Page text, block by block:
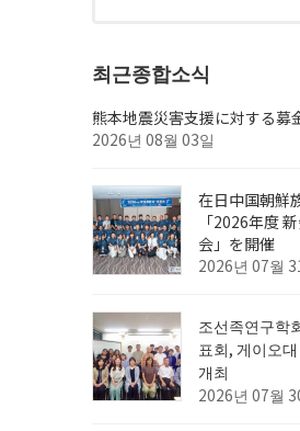
최근종합소식
熊本地震災害支援に対する募
2026년 08월 03일
在日中国朝鮮
「2026年度
会」を開催
2026년 07월
조선족연구학
표회, 게이오
개최
2026년 07월